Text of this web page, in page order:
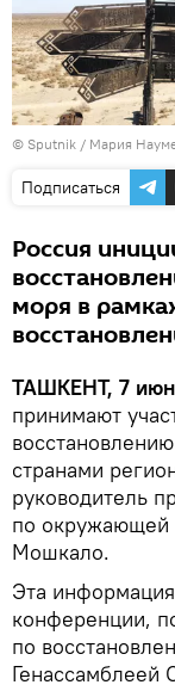
© Sputnik / Мария
Подписаться
Россия
моря в
ТАШКЕНТ, 7
принимают
странами
руководитель
по
Мошкало.
Эта
конференции,
по
Генассамблеей